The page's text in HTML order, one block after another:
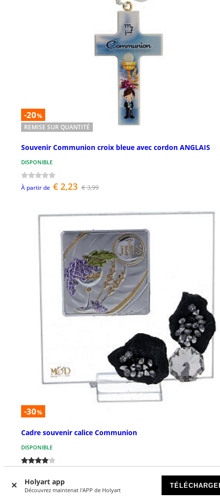
Holyart app
Découvrez maintenat l'APP de Holyart
-20%
REMISE SUR QUANTITÉ
Souvenir Communion croix bleue avec cordon ANGLAIS
DISPONIBLE
À partir de € 2,23 € 3,99
-30%
Cadre souvenir calice Communion
DISPONIBLE